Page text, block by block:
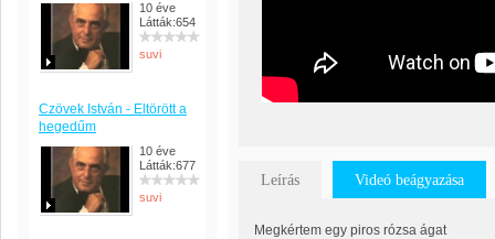
10 éve
Látták:654
suvi
Czövek István - Eltörött a
hegedűm
10 éve
Látták:677
suvi
Leírás Videó beágyazása
Megkértem egy piros rózsa ágat